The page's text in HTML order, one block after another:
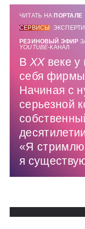
ЧИТАТЬ НА ПОРТАЛЕ
СЕРВИСЫ
РЕЗИНОВЫЙ ЭФИР
YOUTUBE-КАНАЛ
В XXвеке у
себя
Начиная с
серьезной
«Я
я